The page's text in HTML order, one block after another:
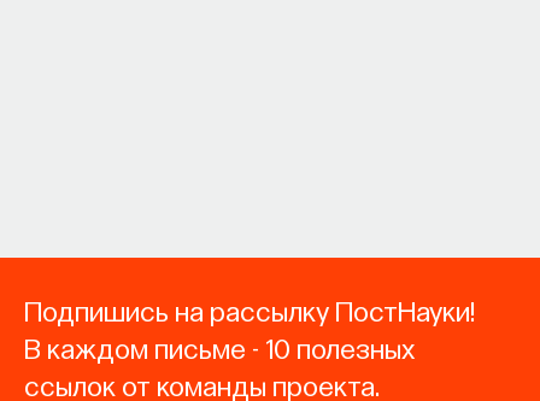
Подпишись на рассылку ПостНауки!
В каждом письме - 10 полезных
ссылок от команды проекта.